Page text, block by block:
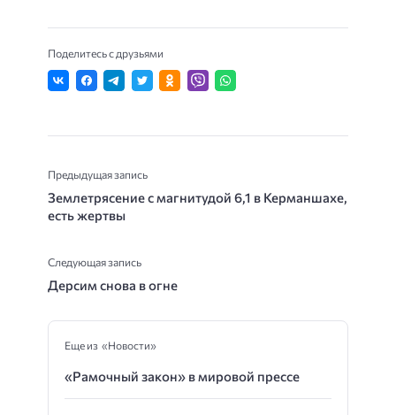
Поделитесь с друзьями
Предыдущая запись
Землетрясение с магнитудой 6,1 в Керманшахе,
есть жертвы
Следующая запись
Дерсим снова в огне
Еще из «Новости»
«Рамочный закон» в мировой прессе